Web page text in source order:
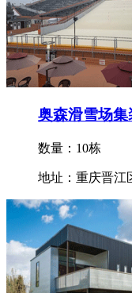
奥森滑雪场
数量：10栋
地址：重庆晋江